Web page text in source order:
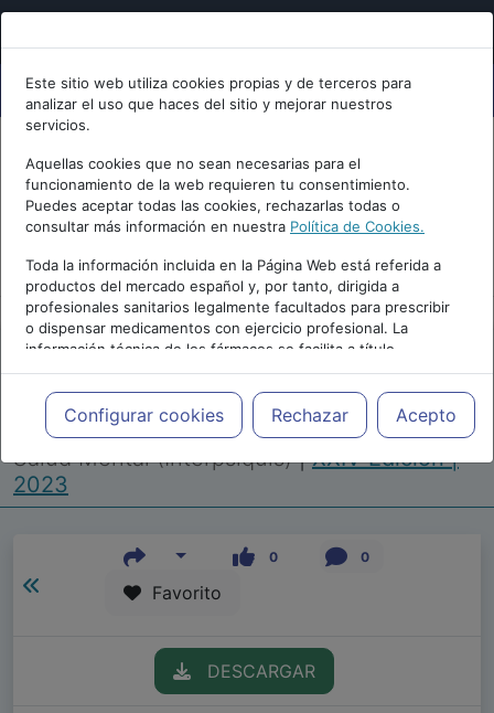
Este sitio web utiliza cookies propias y de terceros para
analizar el uso que haces del sitio y mejorar nuestros
servicios.
Aquellas cookies que no sean necesarias para el
funcionamiento de la web requieren tu consentimiento.
Puedes aceptar todas las cookies, rechazarlas todas o
consultar más información en nuestra Política de Cookies.
Toda la información incluida en la Página Web está referida a
productos del mercado español y, por tanto, dirigida a
profesionales sanitarios legalmente facultados para prescribir
o dispensar medicamentos con ejercicio profesional. La
información técnica de los fármacos se facilita a título
meramente informativo, siendo responsabilidad de los
profesionales facultados prescribir medicamentos y decidir, en
cada caso concreto, el tratamiento más adecuado a las
necesidades del paciente.
Configurar cookies Rechazar Acepto
Repositorio de Artículos |Congreso Virtual
Internacional de Psiquiatría, Psicología y
Salud Mental (Interpsiquis)|XXIV Edición |
2023
0 0
Favorito
DESCARGAR